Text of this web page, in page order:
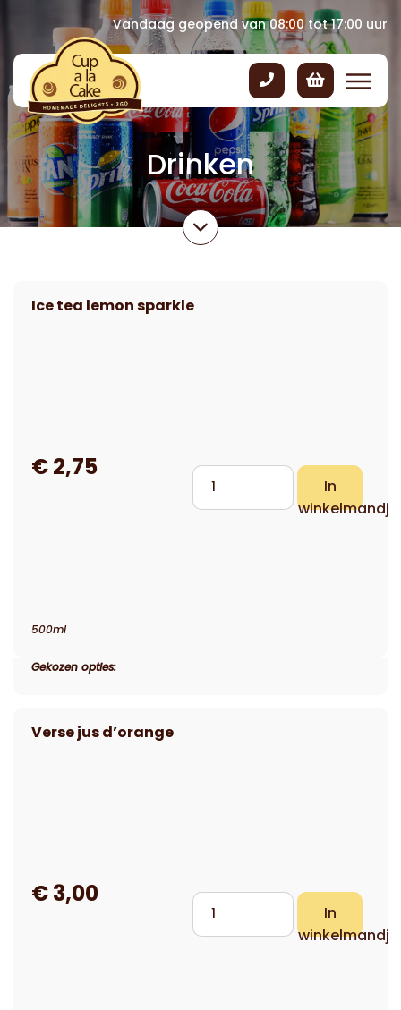
Vandaag geopend van 08:00 tot 17:00 uur
Drinken
500ml
Gekozen opties: